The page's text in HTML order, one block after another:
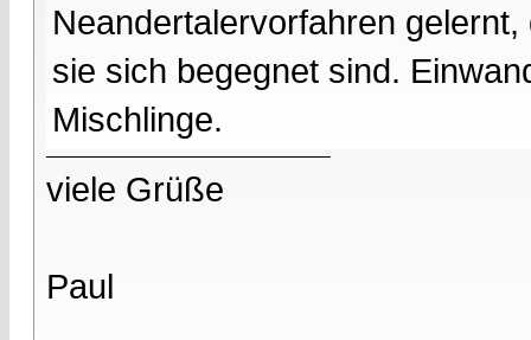
Neandertalervorfahren
sie sich begegnet sind.
Mischlinge.
viele Grüße
Paul